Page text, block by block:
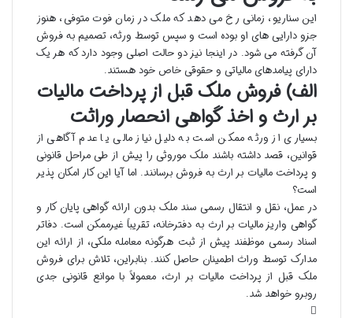
این سناریو، زمانی رخ می دهد که ملک در زمان فوت متوفی، هنوز
جزو دارایی های او بوده است و سپس توسط ورثه، تصمیم به فروش
آن گرفته می شود. در اینجا نیز دو حالت اصلی وجود دارد که هر یک
دارای پیامدهای مالیاتی و حقوقی خاص خود هستند.
الف) فروش ملک قبل از پرداخت مالیات
بر ارث و اخذ گواهی انحصار وراثت
بسیاری از ورثه ممکن است به دلیل نیاز مالی یا عدم آگاهی از
قوانین، قصد داشته باشند ملک موروثی را پیش از طی مراحل قانونی
و پرداخت مالیات بر ارث به فروش برسانند. اما آیا این کار امکان پذیر
است؟
در عمل، نقل و انتقال رسمی سند ملک بدون ارائه گواهی پایان کار و
گواهی واریز مالیات بر ارث به دفترخانه، تقریباً غیرممکن است. دفاتر
اسناد رسمی موظفند پیش از ثبت هرگونه معامله ملکی، از ارائه این
مدارک توسط وراث اطمینان حاصل کنند. بنابراین، تلاش برای فروش
ملک قبل از پرداخت مالیات بر ارث، معمولاً با موانع قانونی جدی
روبرو خواهد شد.